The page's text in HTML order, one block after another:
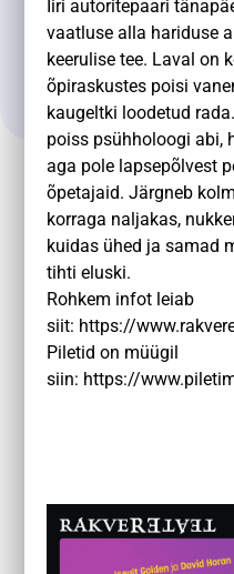
Iiri autoritepaari
vaatluse alla hariduse
keerulise tee. Laval on
õpiraskustes poisi
kaugeltki loodetud
poiss psühholoogi abi,
aga pole lapsepõlvest
õpetajaid. Järgneb
korraga naljakas,
kuidas ühed ja samad
tihti eluski.
Rohkem infot leiab
siit: https://
Piletid on müügil
siin: https://